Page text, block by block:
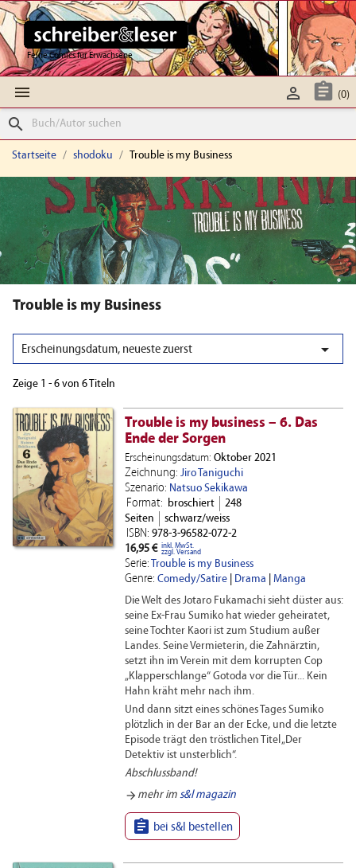
Feine Comics für Erwachsene
  (0)

search
Startseite shodoku Trouble is my Business
Trouble is my Business
Erscheinungsdatum, neueste zuerst 
Zeige 1 - 6 von 6 Titeln
Trouble is my business – 6. Das
Ende der Sorgen
Erscheinungsdatum: Oktober 2021
Zeichnung: Jiro Taniguchi
Szenario: Natsuo Sekikawa
Format: broschiert
248
Seiten
schwarz/weiss
ISBN: 978-3-96582-072-2
16,95 € inkl. MwSt.
zzgl. Versand
Serie: Trouble is my Business
Genre: Comedy/Satire| Drama
Manga
Die Welt des Jotaro Fukamachi sieht düster aus:
seine Ex-Frau Sumiko hat wieder geheiratet,
seine Tochter Kaori ist zum Studium außer
Landes. Seine Vermieterin, die Zahnärztin,
setzt ihn im Verein mit dem korrupten Cop
„Klapperschlange“ Gotoda vor die Tür... Kein
Hahn kräht mehr nach ihm.
Und dann sitzt eines schönes Tages Sumiko
plötzlich in der Bar an der Ecke, und die letzte
Episode trägt den tröstlichen Titel „Der
Detektiv ist unsterblich“.
Abschlussband!
arrow_forward mehr im s&l magazin
 bei s&l bestellen